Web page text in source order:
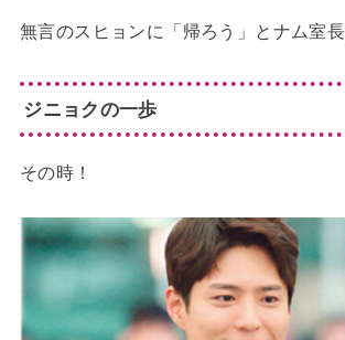
無言のスヒョンに「帰ろう」とナム室長
ジニョクの一歩
その時！